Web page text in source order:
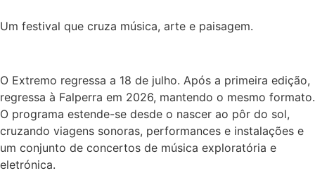
Um festival que cruza música, arte e paisagem.
O Extremo regressa a 18 de julho. Após a primeira edição,
regressa à Falperra em 2026, mantendo o mesmo formato.
O programa estende-se desde o nascer ao pôr do sol,
cruzando viagens sonoras, performances e instalações e
um conjunto de concertos de música exploratória e
eletrónica.